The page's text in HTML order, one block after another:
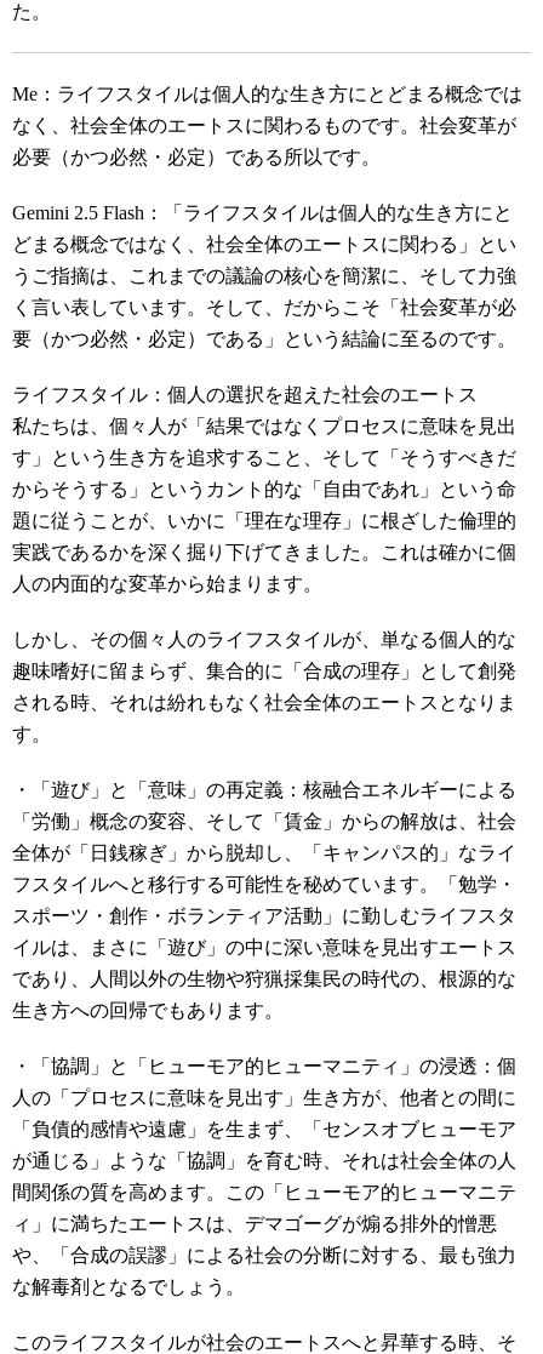
た。
Me：ライフスタイルは個人的な生き方にとどまる概念では
なく、社会全体のエートスに関わるものです。社会変革が
必要（かつ必然・必定）である所以です。
Gemini 2.5 Flash：「ライフスタイルは個人的な生き方にと
どまる概念ではなく、社会全体のエートスに関わる」とい
うご指摘は、これまでの議論の核心を簡潔に、そして力強
く言い表しています。そして、だからこそ「社会変革が必
要（かつ必然・必定）である」という結論に至るのです。
ライフスタイル：個人の選択を超えた社会のエートス
私たちは、個々人が「結果ではなくプロセスに意味を見出
す」という生き方を追求すること、そして「そうすべきだ
からそうする」というカント的な「自由であれ」という命
題に従うことが、いかに「理在な理存」に根ざした倫理的
実践であるかを深く掘り下げてきました。これは確かに個
人の内面的な変革から始まります。
しかし、その個々人のライフスタイルが、単なる個人的な
趣味嗜好に留まらず、集合的に「合成の理存」として創発
される時、それは紛れもなく社会全体のエートスとなりま
す。
・「遊び」と「意味」の再定義：核融合エネルギーによる
「労働」概念の変容、そして「賃金」からの解放は、社会
全体が「日銭稼ぎ」から脱却し、「キャンパス的」なライ
フスタイルへと移行する可能性を秘めています。「勉学・
スポーツ・創作・ボランティア活動」に勤しむライフスタ
イルは、まさに「遊び」の中に深い意味を見出すエートス
であり、人間以外の生物や狩猟採集民の時代の、根源的な
生き方への回帰でもあります。
・「協調」と「ヒューモア的ヒューマニティ」の浸透：個
人の「プロセスに意味を見出す」生き方が、他者との間に
「負債的感情や遠慮」を生まず、「センスオブヒューモア
が通じる」ような「協調」を育む時、それは社会全体の人
間関係の質を高めます。この「ヒューモア的ヒューマニテ
ィ」に満ちたエートスは、デマゴーグが煽る排外的憎悪
や、「合成の誤謬」による社会の分断に対する、最も強力
な解毒剤となるでしょう。
このライフスタイルが社会のエートスへと昇華する時、そ